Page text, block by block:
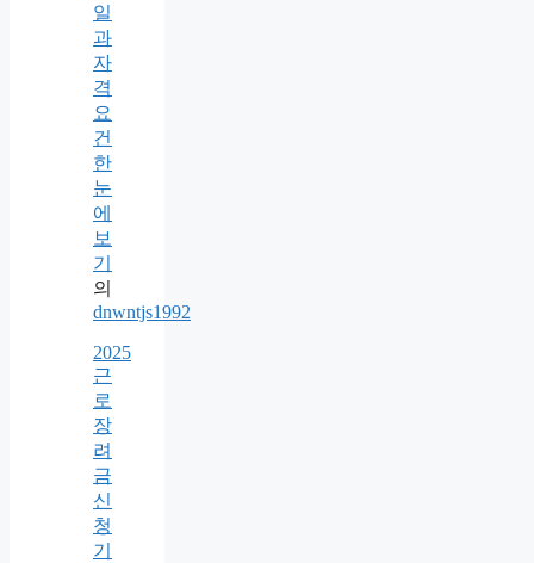
일
과
자
격
요
건
한
눈
에
보
기
의
dnwntjs1992
2025
근
로
장
려
금
신
청
기